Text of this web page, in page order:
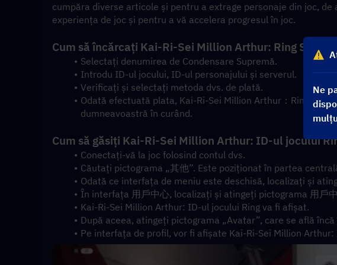
Ne
cumpăra diverse articole și pentru a extrage personaje din joc,
experiența de joc și pentru a vă accelera progresul în joc.
Cum să încărcați Kai-Ri-Sei Million Arthur: Ring
Selectați denumirea de Condensare Supremă.
Introdu ID-ul jocului, ID-ul personajului și serverul.
Verificați și selectați metoda dvs. de plată.
Odată efectuată plata, Kai-Ri-Sei Million Arthur：Ring
dumneavoastră în curând.
Cum să găsiți Kai-Ri-Sei Million Arthur: ID-ul jocului
Conectați-vă la joc folosind contul dvs.
Căutați pictograma „其他”. Este poziționat în partea
Odată ce interfața de meniu este deschisă, localizați și
În interfața 用戶中心, localizați și atingeți pictograma 用戶
Kai-Ri-Sei Million Arthur: ID-ul jocului Ring va fi afișat.
După aceea, atingeți pictograma „Avatar”, care se află
Pe interfața de profil, vor fi afișate Kai-Ri-Sei Million